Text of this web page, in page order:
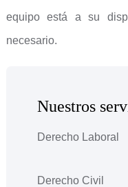
equipo está a su
necesario.
Nuestros
Derecho Laboral
Derecho Civil